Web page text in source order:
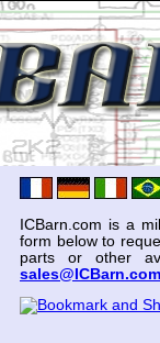
ICBarn.com is a
form below to
parts or other
sales@ICBarn.com